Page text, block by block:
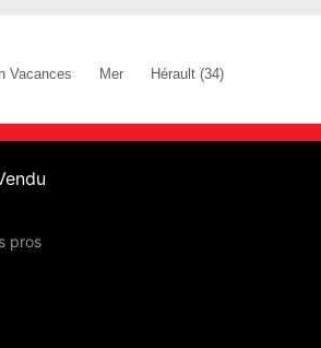
Vacances Mer
Hérault (34)
pros